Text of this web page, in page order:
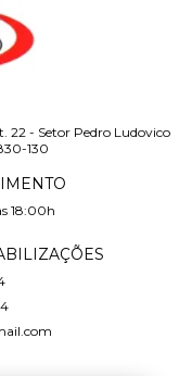
22 - Setor Pedro Ludovico
130
18:00h